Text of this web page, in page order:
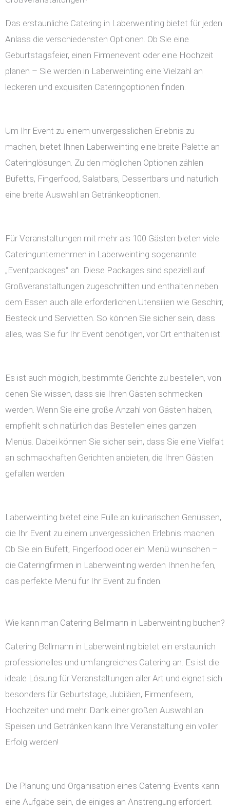
Das erstaunliche Catering in Laberweinting bietet für jeden
Anlass die verschiedensten Optionen. Ob Sie eine
Geburtstagsfeier, einen Firmenevent oder eine Hochzeit
planen – Sie werden in Laberweinting eine Vielzahl an
leckeren und exquisiten Cateringoptionen finden.
Um Ihr Event zu einem unvergesslichen Erlebnis zu
machen, bietet Ihnen Laberweinting eine breite Palette an
Cateringlösungen. Zu den möglichen Optionen zählen
Büfetts, Fingerfood, Salatbars, Dessertbars und natürlich
eine breite Auswahl an Getränkeoptionen.
Für Veranstaltungen mit mehr als 100 Gästen bieten viele
Cateringunternehmen in Laberweinting sogenannte
„Eventpackages“ an. Diese Packages sind speziell auf
Großveranstaltungen zugeschnitten und enthalten neben
dem Essen auch alle erforderlichen Utensilien wie Geschirr,
Besteck und Servietten. So können Sie sicher sein, dass
alles, was Sie für Ihr Event benötigen, vor Ort enthalten ist.
Es ist auch möglich, bestimmte Gerichte zu bestellen, von
denen Sie wissen, dass sie Ihren Gästen schmecken
werden. Wenn Sie eine große Anzahl von Gästen haben,
empfiehlt sich natürlich das Bestellen eines ganzen
Menüs. Dabei können Sie sicher sein, dass Sie eine Vielfalt
an schmackhaften Gerichten anbieten, die Ihren Gästen
gefallen werden.
Laberweinting bietet eine Fülle an kulinarischen Genüssen,
die Ihr Event zu einem unvergesslichen Erlebnis machen.
Ob Sie ein Büfett, Fingerfood oder ein Menü wünschen –
die Cateringfirmen in Laberweinting werden Ihnen helfen,
das perfekte Menü für Ihr Event zu finden.
Wie kann man Catering Bellmann in Laberweinting buchen?
Catering Bellmann in Laberweinting bietet ein erstaunlich
professionelles und umfangreiches Catering an. Es ist die
ideale Lösung für Veranstaltungen aller Art und eignet sich
besonders für Geburtstage, Jubiläen, Firmenfeiern,
Hochzeiten und mehr. Dank einer großen Auswahl an
Speisen und Getränken kann Ihre Veranstaltung ein voller
Erfolg werden!
Die Planung und Organisation eines Catering-Events kann
eine Aufgabe sein, die einiges an Anstrengung erfordert.